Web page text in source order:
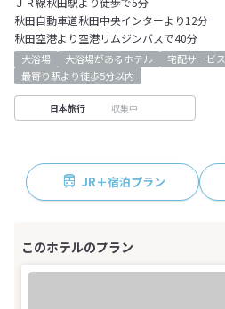
秋田自動車道秋田中央インターより12分
秋田空港より空港リムジンバスで40分
大浴場 大浴場があるホテル 宅配サービス
最寄り駅より徒歩5分以内
日本旅行 収集中
JR＋宿泊プラン